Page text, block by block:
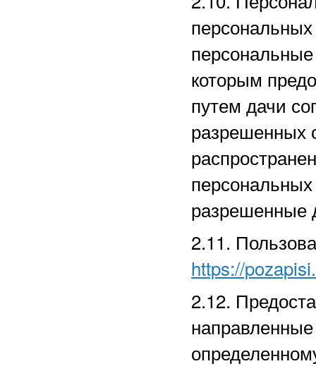
персональные
которым
путем дачи
разрешенных
разрешенные
2.11.
https://
2.12.